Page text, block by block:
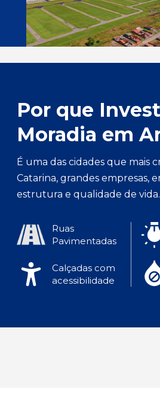
Por que
Moradia em
É uma das cidades que mais
Catarina, grandes empresas,
estrutura e qualidade de vida.
Ruas
Pavimentadas
Calçadas com
acessibilidade